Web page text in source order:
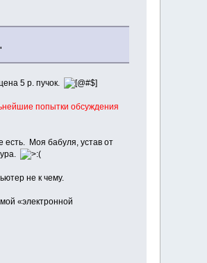
5 р. пучок.
попытки обсуждения
есть. Моя бабуля, устав от
не к чему.
«электронной